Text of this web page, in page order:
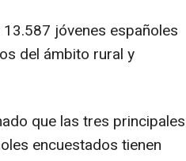
jóvenes españoles
del ámbito rural y
que las tres principales
encuestados tienen